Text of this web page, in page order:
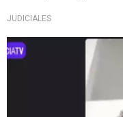
JUDICIALES
Importante